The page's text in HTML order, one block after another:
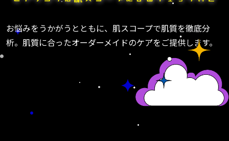
お悩みをうかがうとともに、肌スコープで肌質を徹底分
析。肌質に合ったオーダーメイドのケアをご提供します。